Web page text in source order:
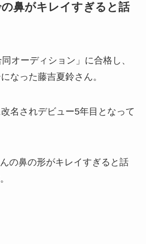
鼻がキレイすぎると話
オーディション」に合格し、
なった藤吉夏鈴さん。
名されデビュー5年目となって
の鼻の形がキレイすぎると話